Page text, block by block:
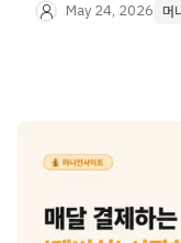
May 24, 2026 머